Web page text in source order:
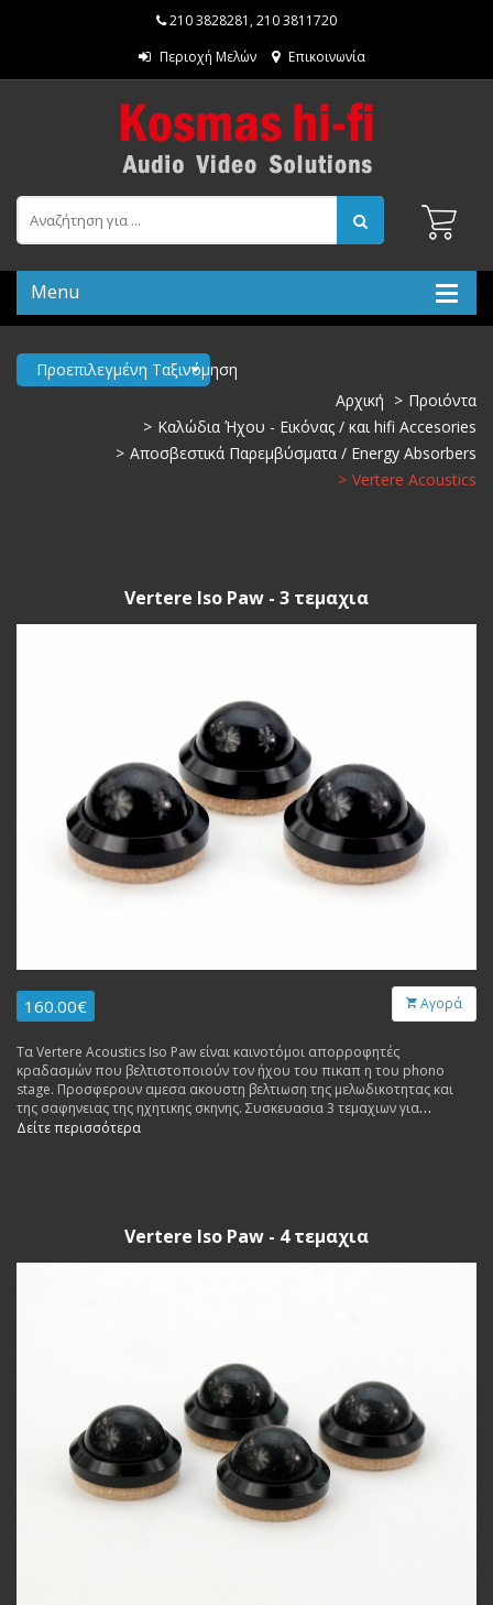
210 3828281 ,210 3811720
Περιοχή Μελών
Επικοινωνία
Menu
Προεπιλεγμένη Ταξινόμηση
Αρχική
Προιόντα
Καλώδια Ήχου - Εικόνας / και hifi Accesories
Αποσβεστικά Παρεμβύσματα / Energy Absorbers
Vertere Acoustics
Vertere Iso Paw - 3 τεμαχια
160.00€ Αγορά
Τα Vertere Acoustics Iso Paw είναι καινοτόμοι απορροφητές
κραδασμών που βελτιστοποιούν τον ήχου του πικαπ η του phono
stage. Προσφερουν αμεσα ακουστη βελτιωση της μελωδικοτητας και
της σαφηνειας της ηχητικης σκηνης. Συσκευασια 3 τεμαχιων για
συσκευες μεχρι 12 κιλα max και με optimum τα 8 κιλα.
Δείτε περισσότερα
Vertere Iso Paw - 4 τεμαχια